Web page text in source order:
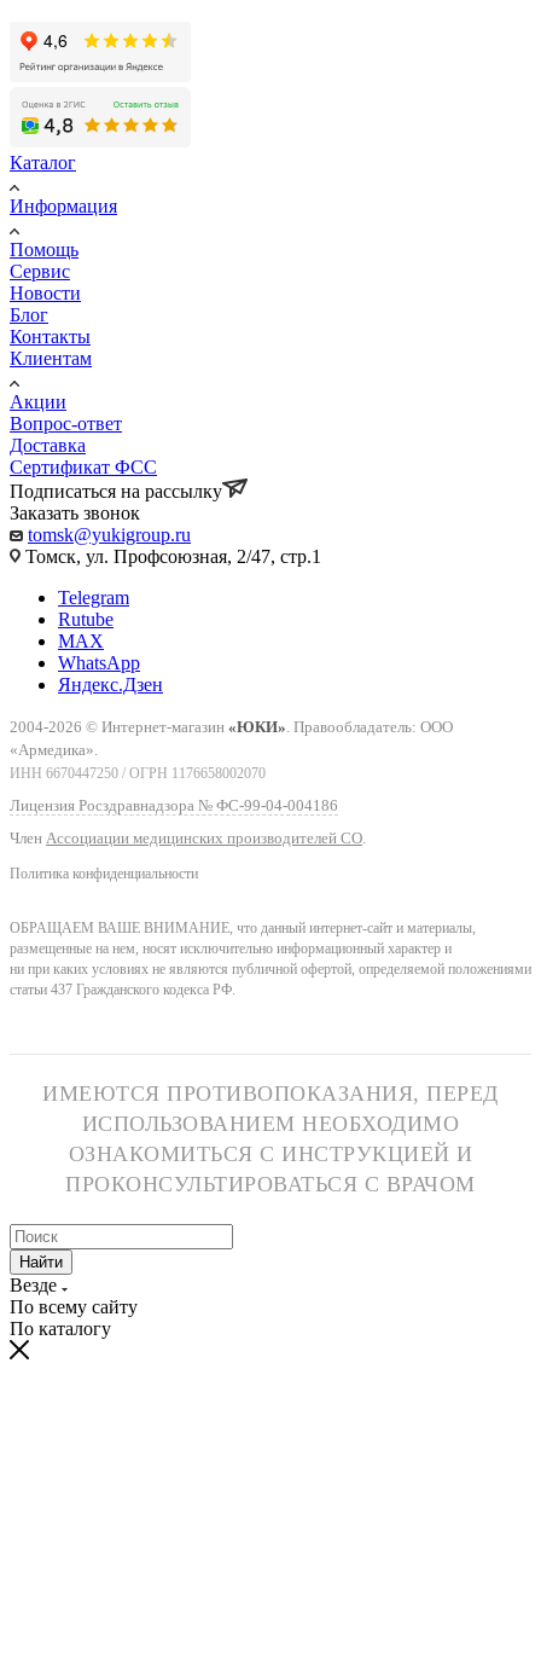
Каталог
Информация
Помощь
Сервис
Новости
Блог
Контакты
Клиентам
Акции
Вопрос-ответ
Доставка
Сертификат ФСС
Подписаться на рассылку
Заказать звонок
tomsk@yukigroup.ru
Томск, ул. Профсоюзная, 2/47, стр.1
Telegram
Rutube
MAX
WhatsApp
Яндекс.Дзен
2004-2026 © Интернет-магазин «ЮКИ» . Правообладатель: ООО
«Армедика».
ИНН 6670447250 / ОГРН 1176658002070
Лицензия Росздравнадзора № ФС-99-04-004186
Член Ассоциации медицинских производителей СО
Политика конфиденциальности
ОБРАЩАЕМ ВАШЕ ВНИМАНИЕ, что данный интернет-сайт и материалы,
размещенные на нем, носят исключительно информационный характер и
ни при каких условиях не являются публичной офертой, определяемой положениями
статьи 437 Гражданского кодекса РФ.
ИМЕЮТСЯ ПРОТИВОПОКАЗАНИЯ, ПЕРЕД
ИСПОЛЬЗОВАНИЕМ НЕОБХОДИМО
ОЗНАКОМИТЬСЯ С ИНСТРУКЦИЕЙ И
ПРОКОНСУЛЬТИРОВАТЬСЯ С ВРАЧОМ
Найти
Везде
По всему сайту
По каталогу